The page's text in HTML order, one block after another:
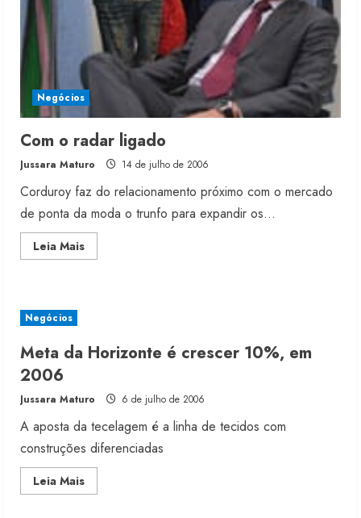
Negócios
Com o radar ligado
Jussara Maturo 14 de julho de 2006
Corduroy faz do relacionamento próximo com o mercado
de ponta da moda o trunfo para expandir os...
Leia MaisRead
more
Negócios
Meta da Horizonte é crescer 10%, em
2006
Jussara Maturo 6 de julho de 2006
A aposta da tecelagem é a linha de tecidos com
construções diferenciadas
Leia MaisRead
more